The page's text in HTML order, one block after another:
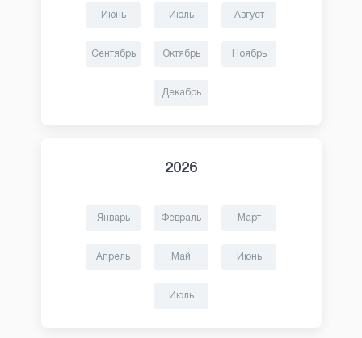
Июнь Июль Август
Сентябрь Октябрь Ноябрь
Декабрь
2026
Январь Февраль Март
Апрель Май Июнь
Июль